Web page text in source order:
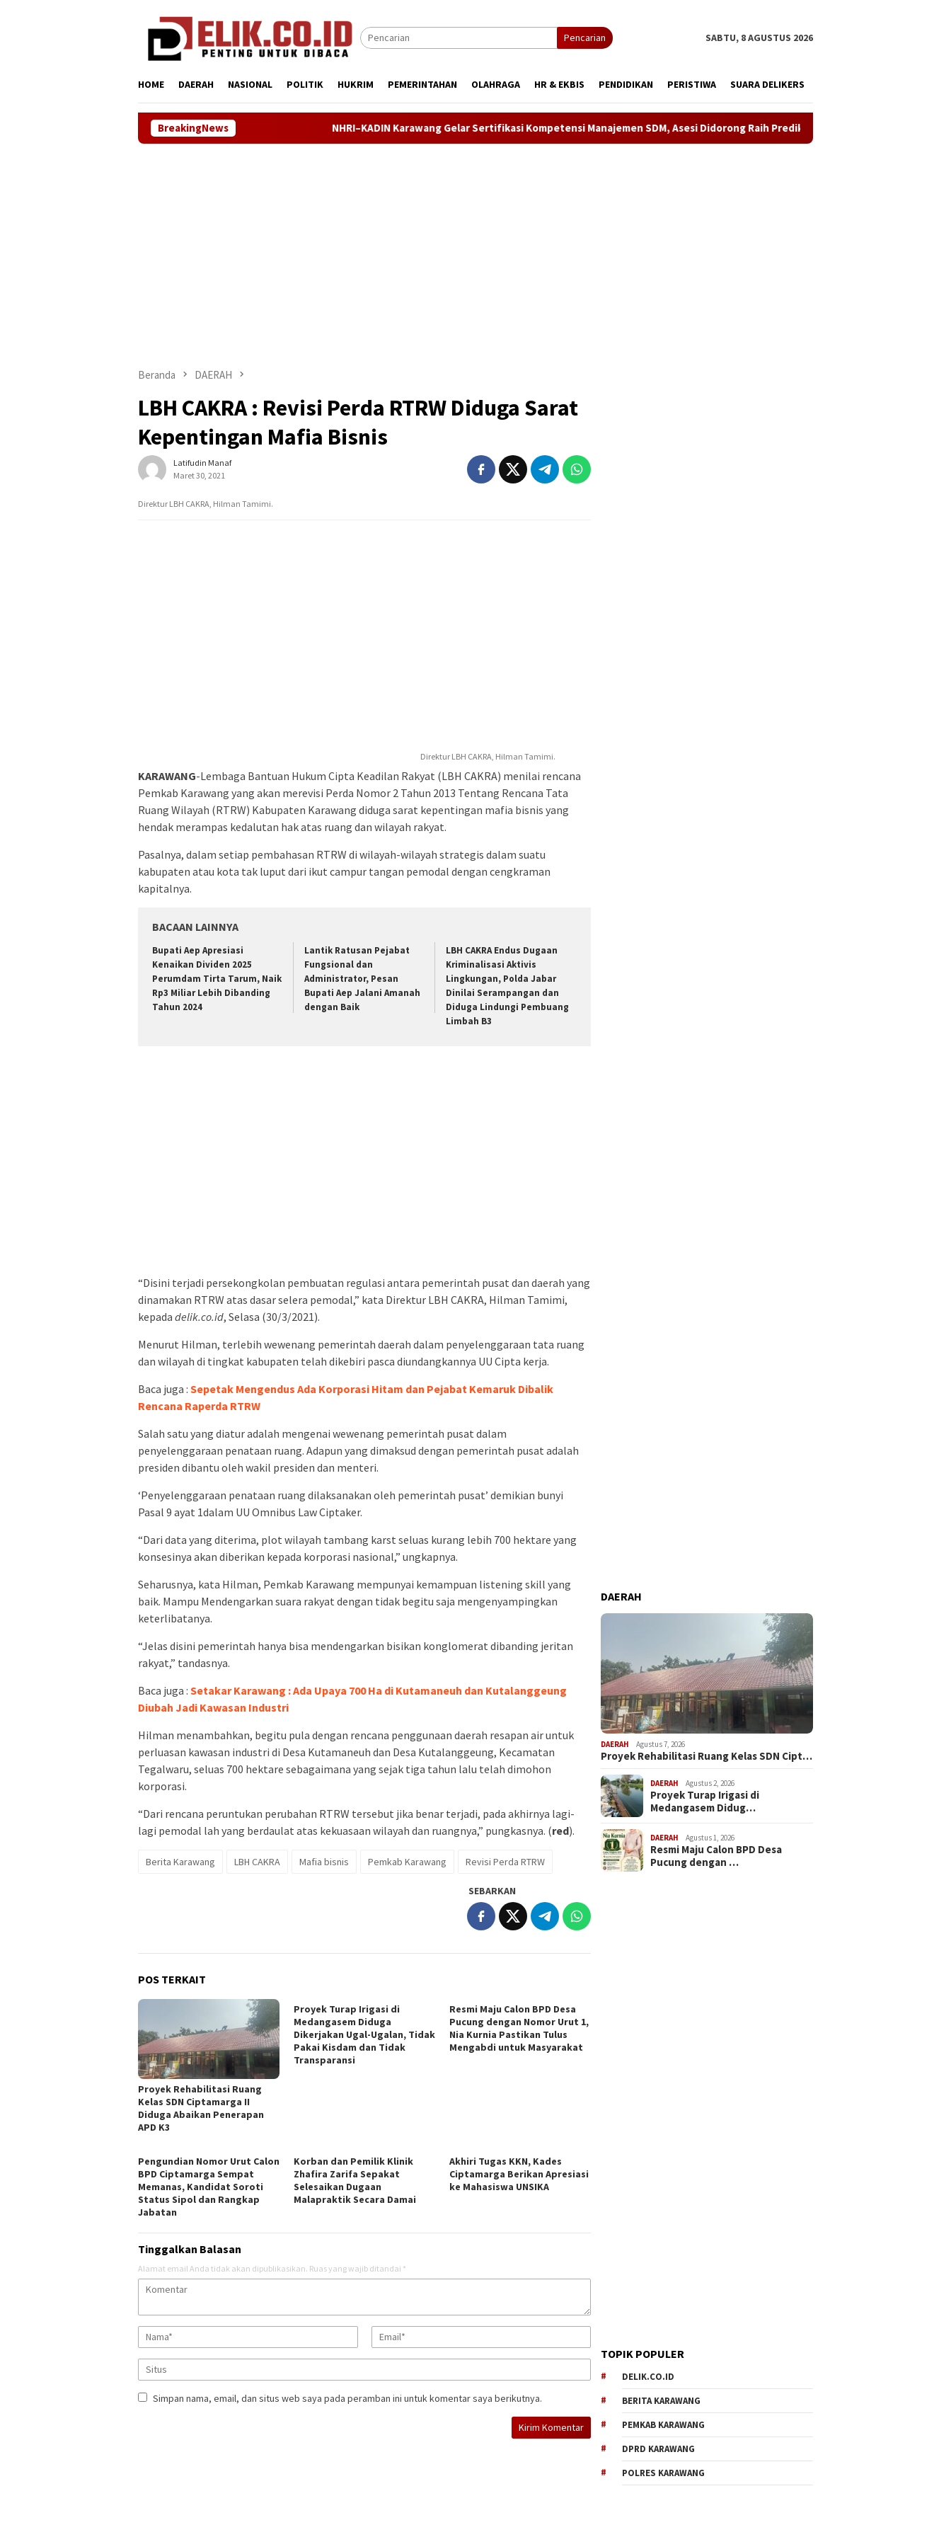
Pencarian SABTU, 8 AGUSTUS 2026
HOME DAERAH NASIONAL POLITIK HUKRIM PEMERINTAHAN OLAHRAGA HR & EKBIS PENDIDIKAN PERISTIWA SUARA DELIKERS
BreakingNews NHRI–KADIN Karawang Gelar Sertifikasi Kompetensi Manajemen SDM, Asesi Didorong Raih Predikat Kompeten
Beranda DAERAH
LBH CAKRA : Revisi Perda RTRW Diduga Sarat
Kepentingan Mafia Bisnis
Latifudin Manaf
Maret 30, 2021
Direktur LBH CAKRA, Hilman Tamimi.
Direktur LBH CAKRA, Hilman Tamimi.
KARAWANG-Lembaga Bantuan Hukum Cipta Keadilan Rakyat (LBH CAKRA) menilai rencana
Pemkab Karawang yang akan merevisi Perda Nomor 2 Tahun 2013 Tentang Rencana Tata
Ruang Wilayah (RTRW) Kabupaten Karawang diduga sarat kepentingan mafia bisnis yang
hendak merampas kedalutan hak atas ruang dan wilayah rakyat.
Pasalnya, dalam setiap pembahasan RTRW di wilayah-wilayah strategis dalam suatu
kabupaten atau kota tak luput dari ikut campur tangan pemodal dengan cengkraman
kapitalnya.
BACAAN LAINNYA
Bupati Aep Apresiasi
Kenaikan Dividen 2025
Perumdam Tirta Tarum, Naik
Rp3 Miliar Lebih Dibanding
Tahun 2024
Lantik Ratusan Pejabat
Fungsional dan
Administrator, Pesan
Bupati Aep Jalani Amanah
dengan Baik
LBH CAKRA Endus Dugaan
Kriminalisasi Aktivis
Lingkungan, Polda Jabar
Dinilai Serampangan dan
Diduga Lindungi Pembuang
Limbah B3
“Disini terjadi persekongkolan pembuatan regulasi antara pemerintah pusat dan daerah yang
dinamakan RTRW atas dasar selera pemodal,” kata Direktur LBH CAKRA, Hilman Tamimi,
kepada delik.co.id, Selasa (30/3/2021).
Menurut Hilman, terlebih wewenang pemerintah daerah dalam penyelenggaraan tata ruang
dan wilayah di tingkat kabupaten telah dikebiri pasca diundangkannya UU Cipta kerja.
Baca juga : Sepetak Mengendus Ada Korporasi Hitam dan Pejabat Kemaruk Dibalik
Rencana Raperda RTRW
Salah satu yang diatur adalah mengenai wewenang pemerintah pusat dalam
penyelenggaraan penataan ruang. Adapun yang dimaksud dengan pemerintah pusat adalah
presiden dibantu oleh wakil presiden dan menteri.
‘Penyelenggaraan penataan ruang dilaksanakan oleh pemerintah pusat’ demikian bunyi
Pasal 9 ayat 1dalam UU Omnibus Law Ciptaker.
“Dari data yang diterima, plot wilayah tambang karst seluas kurang lebih 700 hektare yang
konsesinya akan diberikan kepada korporasi nasional,” ungkapnya.
Seharusnya, kata Hilman, Pemkab Karawang mempunyai kemampuan listening skill yang
baik. Mampu Mendengarkan suara rakyat dengan tidak begitu saja mengenyampingkan
keterlibatanya.
“Jelas disini pemerintah hanya bisa mendengarkan bisikan konglomerat dibanding jeritan
rakyat,” tandasnya.
Baca juga : Setakar Karawang : Ada Upaya 700 Ha di Kutamaneuh dan Kutalanggeung
Diubah Jadi Kawasan Industri
Hilman menambahkan, begitu pula dengan rencana penggunaan daerah resapan air untuk
perluasan kawasan industri di Desa Kutamaneuh dan Desa Kutalanggeung, Kecamatan
Tegalwaru, seluas 700 hektare sebagaimana yang sejak tiga tahun lalu telah dimohon
korporasi.
“Dari rencana peruntukan perubahan RTRW tersebut jika benar terjadi, pada akhirnya lagi-
lagi pemodal lah yang berdaulat atas kekuasaan wilayah dan ruangnya,” pungkasnya. (red).
Berita Karawang LBH CAKRA Mafia bisnis Pemkab Karawang Revisi Perda RTRW
SEBARKAN
POS TERKAIT
Proyek Rehabilitasi Ruang
Kelas SDN Ciptamarga II
Diduga Abaikan Penerapan
APD K3
Proyek Turap Irigasi di
Medangasem Diduga
Dikerjakan Ugal-Ugalan, Tidak
Pakai Kisdam dan Tidak
Transparansi
Resmi Maju Calon BPD Desa
Pucung dengan Nomor Urut 1,
Nia Kurnia Pastikan Tulus
Mengabdi untuk Masyarakat
Pengundian Nomor Urut Calon
BPD Ciptamarga Sempat
Memanas, Kandidat Soroti
Status Sipol dan Rangkap
Jabatan
Korban dan Pemilik Klinik
Zhafira Zarifa Sepakat
Selesaikan Dugaan
Malapraktik Secara Damai
Akhiri Tugas KKN, Kades
Ciptamarga Berikan Apresiasi
ke Mahasiswa UNSIKA
Tinggalkan Balasan
Alamat email Anda tidak akan dipublikasikan. Ruas yang wajib ditandai *
Simpan nama, email, dan situs web saya pada peramban ini untuk komentar saya berikutnya.
DAERAH
DAERAH Agustus 7, 2026
Proyek Rehabilitasi Ruang Kelas SDN Cipt…
DAERAH Agustus 2, 2026
Proyek Turap Irigasi di
Medangasem Didug…
DAERAH Agustus 1, 2026
Resmi Maju Calon BPD Desa
Pucung dengan …
TOPIK POPULER
DELIK.CO.ID
BERITA KARAWANG
PEMKAB KARAWANG
DPRD KARAWANG
POLRES KARAWANG